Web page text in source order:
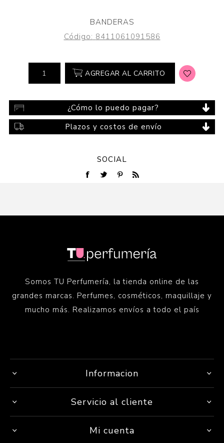
BANDERAS
Código: 8411061091586
AGREGAR AL CARRITO
¿Cómo lo puedo pagar?
Plazos y costos de envío
SOCIAL
Somos TU Perfumería, la tienda online de las
grandes marcas. Perfumes, cosméticos, maquillaje y
mucho más. Realizamos envíos a todo el país
Informacion
Servicio al cliente
Mi cuenta